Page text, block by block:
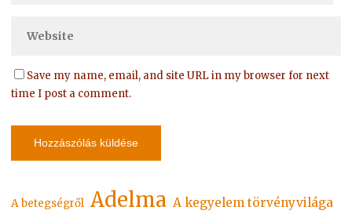
Save my name, email, and site URL in my browser for next
time I post a comment.
A betegségről Adelma A kegyelem törvényvilága